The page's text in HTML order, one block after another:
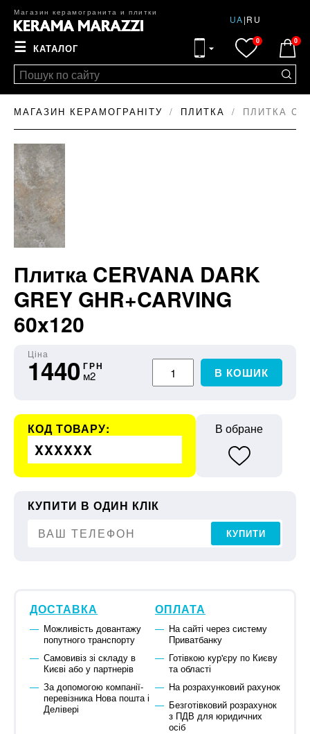
Магазин керамогранита и плитки
UA|RU
☰ КАТАЛОГ
0 0
МАГАЗИН КЕРАМОГРАНІТУ ПЛИТКА ПЛИТКА
Плитка CERVANA DARK
GREY GHR+CARVING
60x120
Ціна
1440 ГРН
м2 В КОШИК
КОД ТОВАРУ:
XXXXXX
В обране
КУПИТИ В ОДИН КЛІК
КУПИТИ
ДОСТАВКА
Можливість довантажу
попутного транспорту
Самовивіз зі складу в
Києві або у партнерів
За допомогою компанії-
перевізника Нова пошта і
Делівері
ОПЛАТА
На сайті через систему
Приватбанку
Готівкою кур'єру по Києву
та області
На розрахунковий рахунок
Безготівковий розрахунок
з ПДВ для юридичних
осіб